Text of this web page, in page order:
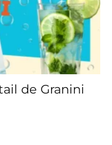
de Granini